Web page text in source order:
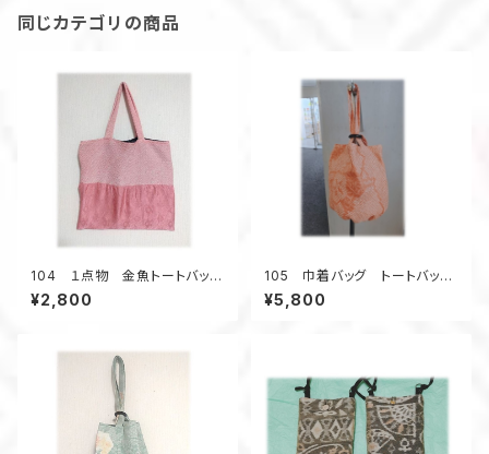
同じカテゴリの商品
104 １点物 金魚トートバッ
グ エコバッグ 絞り着物リメイ
ク ピンク 黒 A4 ポケット
¥2,800
105 巾着バッグ トートバッ
グ バケツ型バッグ 小さいサ
イズ 総絞り着物 オレンジ
¥5,800